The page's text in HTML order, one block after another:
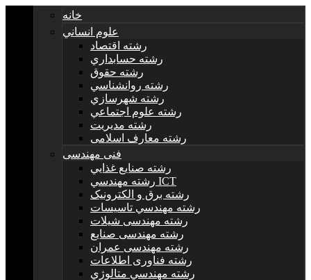
خانه
علوم انساني
رشته اقتصاد
رشته حسابداري
رشته حقوق
رشته روانشناسي
رشته شهرسازي
رشته علوم اجتماعي
رشته مديريت
رشته معارف اسلامی
فنی مهندسی
رشته صنايع غذايي
رشته مهندسي ICT
رشته برق و الکترونيک
رشته مهندسي تاسيسات
رشته مهندسی شیلات
رشته مهندسی صنایع
رشته مهندسی عمران
رشته فناوری اطلاعات
رشته مهندسي متالوژي